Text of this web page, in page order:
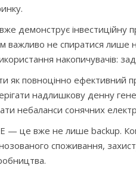
демонструє інвестиційну
важливо не спиратися
накопичувачів:
як повноцінно ефективний
надлишкову денну
небаланси сонячних
— це вже не лише backup.
споживання,